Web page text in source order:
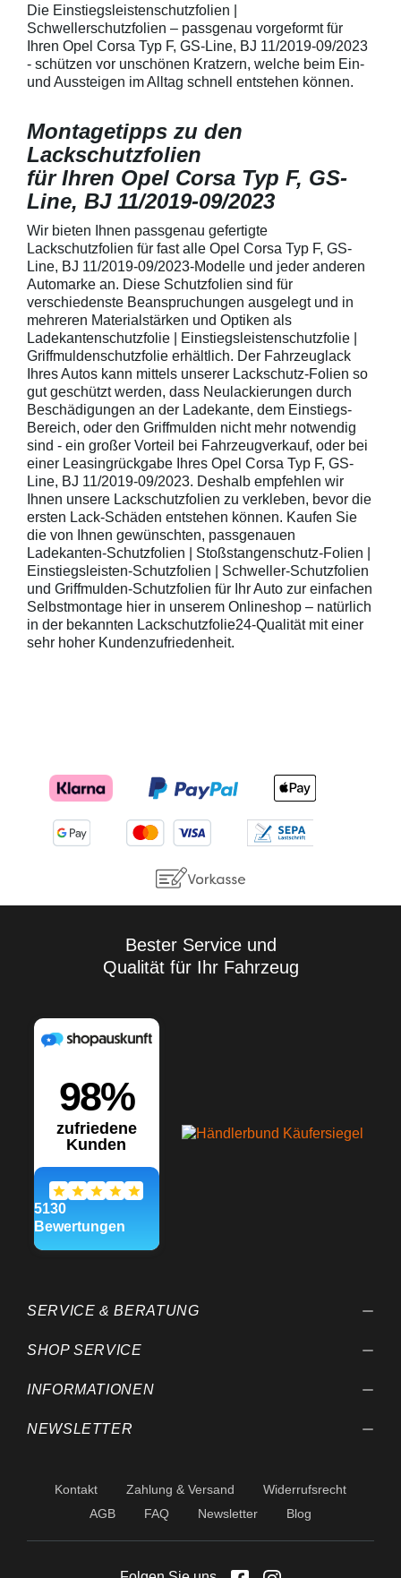
Fingenägel
bestmöglichem
Kratzer und
Fahrzeuglack
Die Einstiegsleistenschutzfolien |
Schwellerschutzfolien – passgenau vorgeformt für
Ihren Opel Corsa Typ F, GS-Line, BJ 11/2019-09/2023
- schützen vor unschönen Kratzern, welche beim Ein-
und Aussteigen im Alltag schnell entstehen können.
Montagetipps zu den
Lackschutzfolien
für Ihren Opel Corsa Typ F, GS-
Line, BJ 11/2019-09/2023
Wir bieten Ihnen passgenau gefertigte
Lackschutzfolien für fast alle Opel Corsa Typ F, GS-
Line, BJ 11/2019-09/2023-Modelle und jeder anderen
Automarke an. Diese Schutzfolien sind für
verschiedenste Beanspruchungen ausgelegt und in
mehreren Materialstärken und Optiken als
Ladekantenschutzfolie | Einstiegsleistenschutzfolie |
Griffmuldenschutzfolie erhältlich. Der Fahrzeuglack
Ihres Autos kann mittels unserer Lackschutz-Folien so
gut geschützt werden, dass Neulackierungen durch
Beschädigungen an der Ladekante, dem Einstiegs-
Bereich, oder den Griffmulden nicht mehr notwendig
sind - ein großer Vorteil bei Fahrzeugverkauf, oder bei
einer Leasingrückgabe Ihres Opel Corsa Typ F, GS-
Line, BJ 11/2019-09/2023. Deshalb empfehlen wir
Ihnen unsere Lackschutzfolien zu verkleben, bevor die
ersten Lack-Schäden entstehen können. Kaufen Sie
die von Ihnen gewünschten, passgenauen
Ladekanten-Schutzfolien | Stoßstangenschutz-Folien |
Einstiegsleisten-Schutzfolien | Schweller-Schutzfolien
und Griffmulden-Schutzfolien für Ihr Auto zur einfachen
Selbstmontage hier in unserem Onlineshop – natürlich
in der bekannten Lackschutzfolie24-Qualität mit einer
sehr hoher Kundenzufriedenheit.
Bester Service und
Qualität für Ihr Fahrzeug
SERVICE & BERATUNG
SHOP SERVICE
INFORMATIONEN
NEWSLETTER
Kontakt Zahlung & Versand
Widerrufsrecht
AGB
FAQ Newsletter Blog